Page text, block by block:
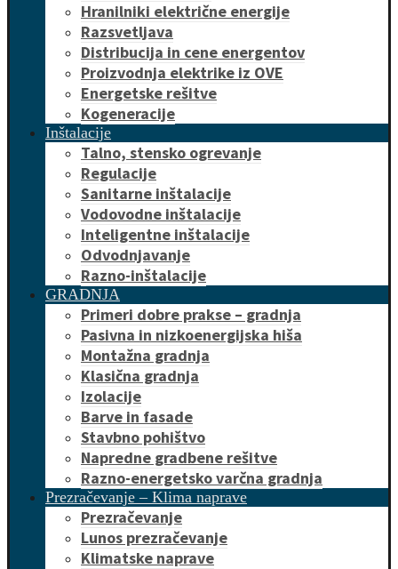
Hranilniki električne energije
Razsvetljava
Distribucija in cene energentov
Proizvodnja elektrike iz OVE
Energetske rešitve
Kogeneracije
Inštalacije
Talno, stensko ogrevanje
Regulacije
Sanitarne inštalacije
Vodovodne inštalacije
Inteligentne inštalacije
Odvodnjavanje
Razno-inštalacije
GRADNJA
Primeri dobre prakse – gradnja
Pasivna in nizkoenergijska hiša
Montažna gradnja
Klasična gradnja
Izolacije
Barve in fasade
Stavbno pohištvo
Napredne gradbene rešitve
Razno-energetsko varčna gradnja
Prezračevanje – Klima naprave
Prezračevanje
Lunos prezračevanje
Klimatske naprave